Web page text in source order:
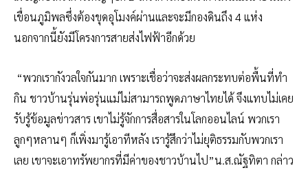
เขื่อนภูมิพลซึ่งต้องขุดอุโมงค์ผ่านและจะมีกองดินถึง 4 แห่ง
นอกจากนี้ยังมีโครงการสายส่งไฟฟ้าอีกด้วย
“พวกเรากังวลใจกันมาก เพราะเชื่อว่าจะส่งผลกระทบต่อพื้นที่ทำ
กิน ชาวบ้านรุ่นพ่อรุ่นแม่ไม่สามารถพูดภาษาไทยได้ จึงแทบไม่เคย
รับรู้ข้อมูลข่าวสาร เขาไม่รู้จักการสื่อสารในโลกออนไลน์ พวกเรา
ลูกๆหลานๆ ก็เพิ่งมารู้เอาทีหลัง เรารู้สึกว่าไม่ยุติธรรมกับพวกเรา
เลย เขาจะเอาทรัพยากรที่มีค่าของชาวบ้านไป”น.ส.ณัฐทิตา กล่าว